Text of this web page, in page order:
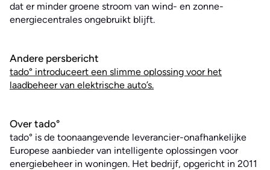
dat er minder groene stroom van wind- en zonne-
energiecentrales ongebruikt blijft.
Andere persbericht
tado° introduceert een slimme oplossing voor het
laadbeheer van elektrische auto’s.
Over tado°
tado° is de toonaangevende leverancier-onafhankelijke
Europese aanbieder van intelligente oplossingen voor
energiebeheer in woningen. Het bedrijf, opgericht in 2011